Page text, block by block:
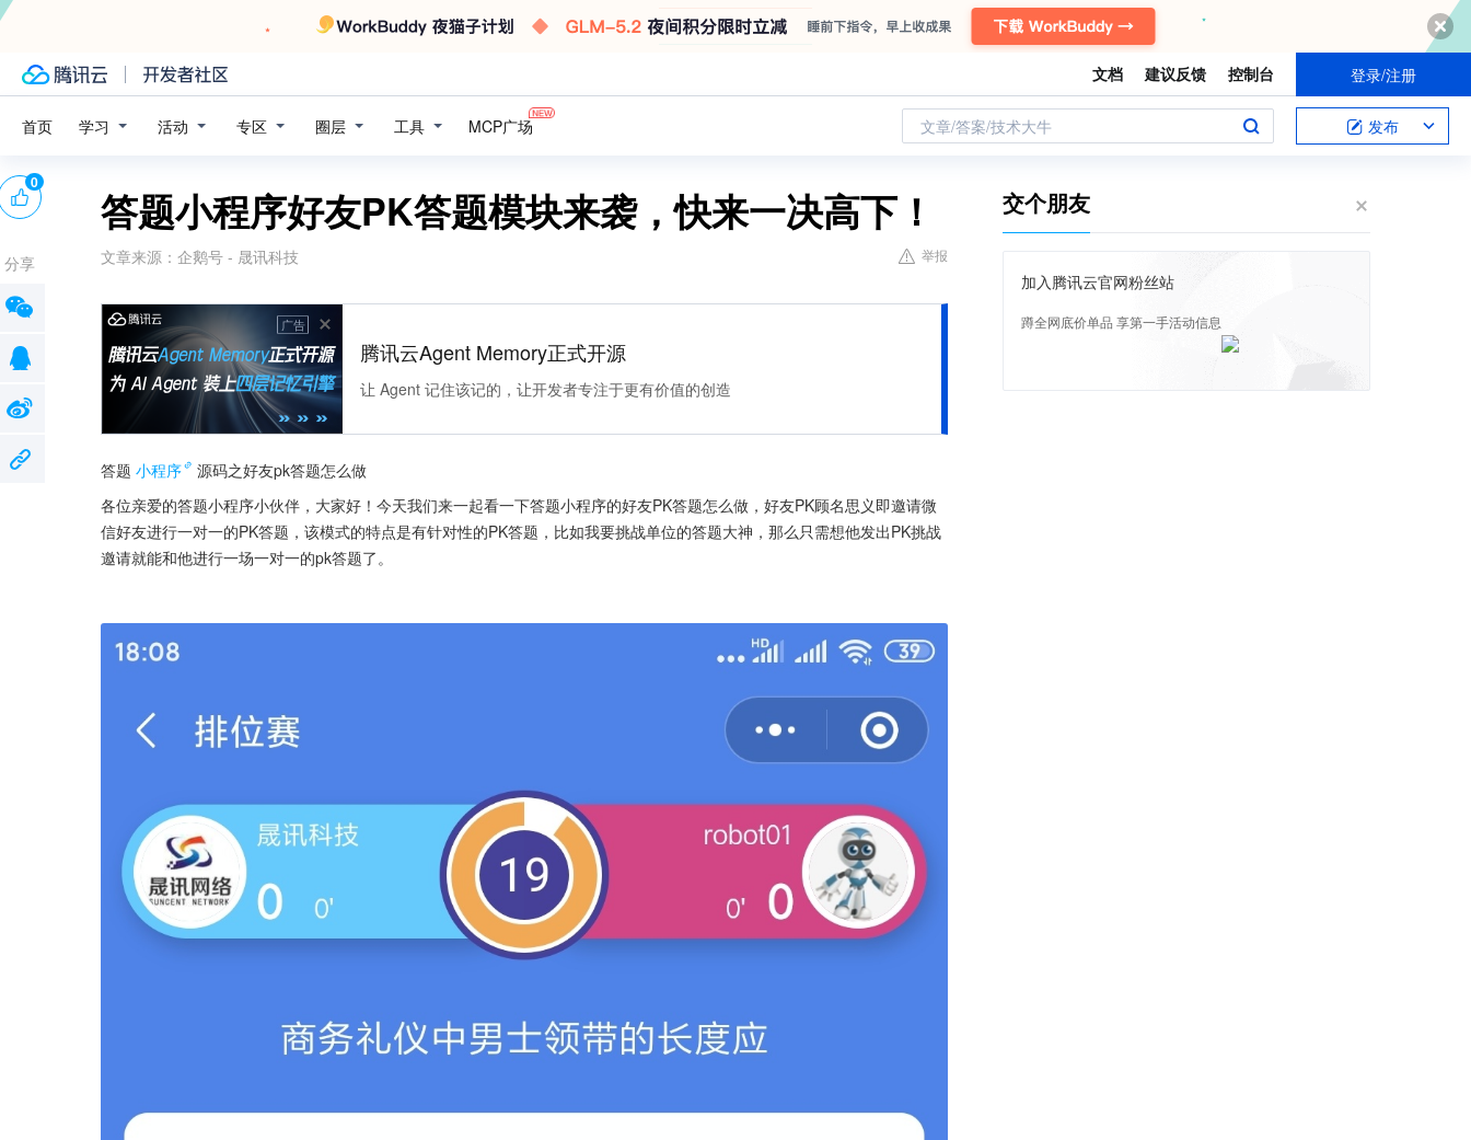
文档 建议反馈 控制台 登录/注册
首页 学习 活动 专区 圈层 工具 MCP广场 文章/答案/技术大牛 发布
答题小程序好友PK答题模块来袭，快来一决高下！
文章来源： 企鹅号 - 晟讯科技 举报
广告
腾讯云Agent Memory正式开源
让 Agent 记住该记的，让开发者专注于更有价值的创造
答题 小程序
源码之好友pk答题怎么做
各位亲爱的答题小程序小伙伴，大家好！今天我们来一起看一下答题小程序的好友PK答题怎么做，好友PK顾名思义即邀请微
信好友进行一对一的PK答题，该模式的特点是有针对性的PK答题，比如我要挑战单位的答题大神，那么只需想他发出PK挑战
邀请就能和他进行一场一对一的pk答题了。
0
分享
交个朋友
加入腾讯云官网粉丝站
蹲全网底价单品 享第一手活动信息